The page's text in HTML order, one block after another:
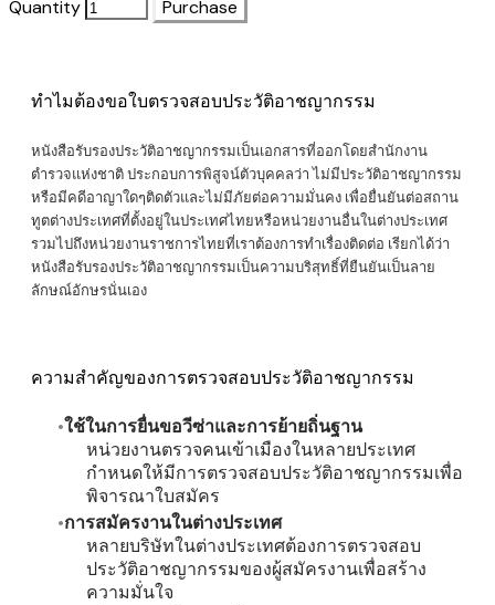
Quantity Purchase
ทำไมต้องขอใบตรวจสอบประวัติอาชญากรรม
หนังสือรับรองประวัติอาชญากรรมเป็นเอกสารที่ออกโดยสำนักงาน
ตำรวจแห่งชาติ ประกอบการพิสูจน์ตัวบุคคลว่า ไม่มีประวัติอาชญากรรม
หรือมีคดีอาญาใดๆติดตัวและไม่มีภัยต่อความมั่นคง เพื่อยื่นยันต่อสถาน
ทูตต่างประเทศที่ตั้งอยู่ในประเทศไทยหรือหน่วยงานอื่นในต่างประเทศ
รวมไปถึงหน่วยงานราชการไทยที่เราต้องการทำเรื่องติดต่อ เรียกได้ว่า
หนังสือรับรองประวัติอาชญากรรมเป็นความบริสุทธิ์ที่ยืนยันเป็นลาย
ลักษณ์อักษรนั่นเอง
ความสำคัญของการตรวจสอบประวัติอาชญากรรม
ใช้ในการยื่นขอวีซ่าและการย้ายถิ่นฐาน
หน่วยงานตรวจคนเข้าเมืองในหลายประเทศ
กำหนดให้มีการตรวจสอบประวัติอาชญากรรมเพื่อ
พิจารณาใบสมัคร
การสมัครงานในต่างประเทศ
หลายบริษัทในต่างประเทศต้องการตรวจสอบ
ประวัติอาชญากรรมของผู้สมัครงานเพื่อสร้าง
ความมั่นใจ